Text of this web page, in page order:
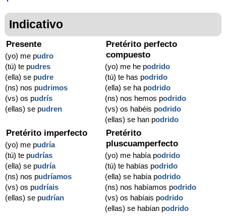
Indicativo
Presente
(yo) me pudro
(tú) te pudres
(ella) se pudre
(ns) nos pudrimos
(vs) os pudrís
(ellas) se pudren
Pretérito perfecto
compuesto
(yo) me he podrido
(tú) te has podrido
(ella) se ha podrido
(ns) nos hemos podrido
(vs) os habéis podrido
(ellas) se han podrido
Pretérito imperfecto
(yo) me pudría
(tú) te pudrías
(ella) se pudría
(ns) nos pudríamos
(vs) os pudríais
(ellas) se pudrían
Pretérito
pluscuamperfecto
(yo) me había podrido
(tú) te habías podrido
(ella) se había podrido
(ns) nos habíamos podrido
(vs) os habíais podrido
(ellas) se habían podrido